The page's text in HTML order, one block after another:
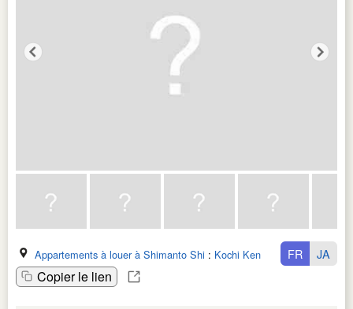
Appartements à louer à Shimanto Shi : Kochi Ken
Copier le lien
FR JA